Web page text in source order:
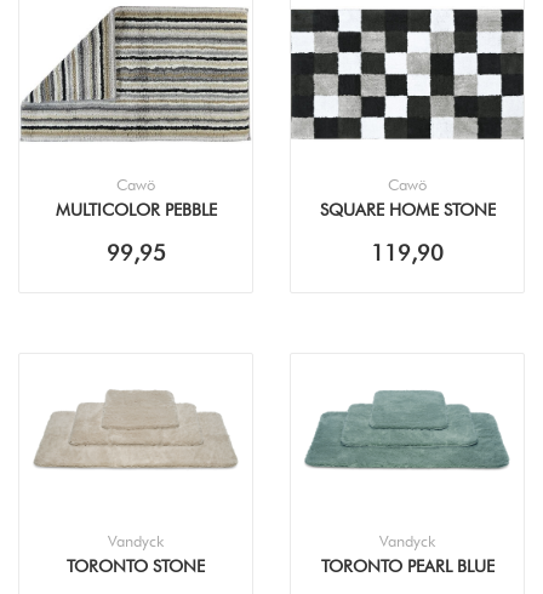
Cawö
MULTICOLOR PEBBLE
99,95
Cawö
SQUARE HOME STONE
119,90
Vandyck
TORONTO STONE
Vandyck
TORONTO PEARL BLUE